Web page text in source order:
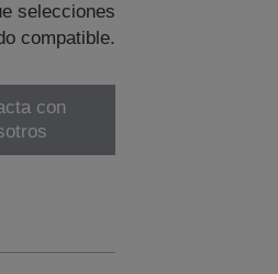
selecciones
compatible.
con